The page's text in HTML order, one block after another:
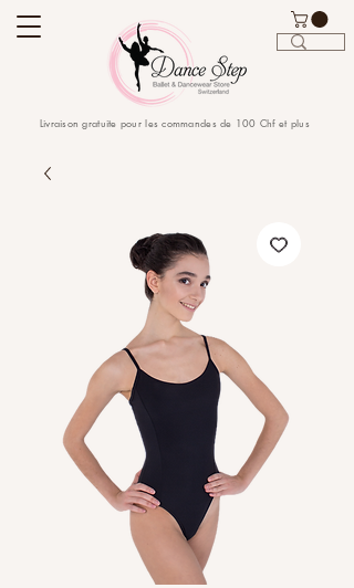
Livraison gratuite pour les commandes de 100 Chf et plus